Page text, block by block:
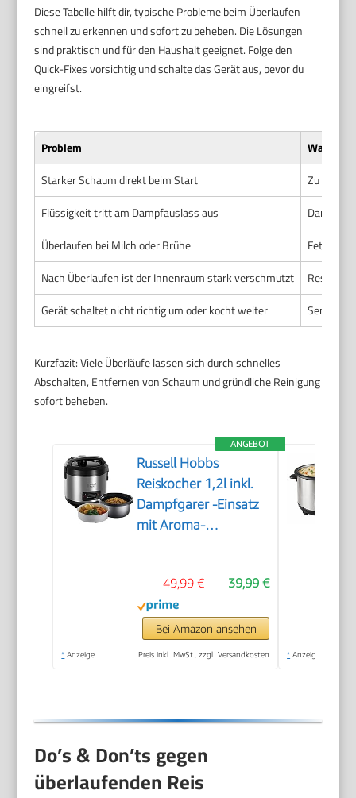
Diese Tabelle hilft dir, typische Probleme beim Überlaufen
schnell zu erkennen und sofort zu beheben. Die Lösungen
sind praktisch und für den Haushalt geeignet. Folge den
Quick-Fixes vorsichtig und schalte das Gerät aus, bevor du
eingreifst.
Problem
Starker Schaum direkt beim Start
Zu viel
Flüssigkeit tritt am Dampfauslass aus
Überlaufen bei Milch oder Brühe
Fett- und
Nach Überlaufen ist der Innenraum stark verschmutzt
Reste
Gerät schaltet nicht richtig um oder kocht weiter
Sensor
Kurzfazit: Viele Überläufe lassen sich durch schnelles
Abschalten, Entfernen von Schaum und gründliche Reinigung
sofort beheben.
ANGEBOT
Russell Hobbs
Reiskocher 1,2l inkl.
Dampfgarer -Einsatz
mit Aroma-
antihaftbeschichteter
Gartopf, Reislöffel &
Messbecher,
Edelstahl) 27080-56
39,99 €
49,99 €
Bei Amazon ansehen
* Anzeige Preis inkl. MwSt., zzgl. Versandkosten * Anzeige
Do’s & Don’ts gegen
überlaufenden Reis